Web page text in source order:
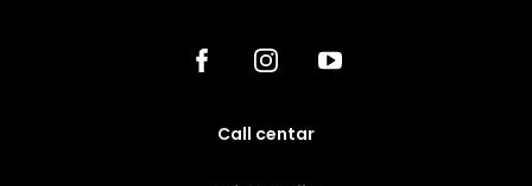
call centar